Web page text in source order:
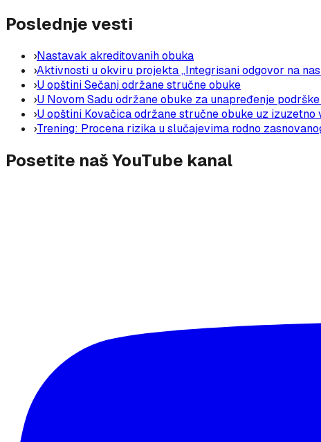
Poslednje vesti
›Nastavak akreditovanih obuka
›Aktivnosti u okviru projekta „Integrisani odgovor na
›U opštini Sečanj održane stručne obuke
›U Novom Sadu održane obuke za unapređenje
›U opštini Kovačica održane stručne obuke uz
›Trening: Procena rizika u slučajevima rodno
Posetite naš YouTube kanal